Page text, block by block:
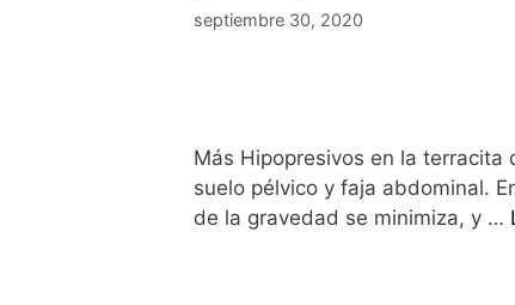
septiembre 30, 2020
Más Hipopresivos en la terracita
suelo pélvico y faja abdominal.
de la gravedad se minimiza, y …